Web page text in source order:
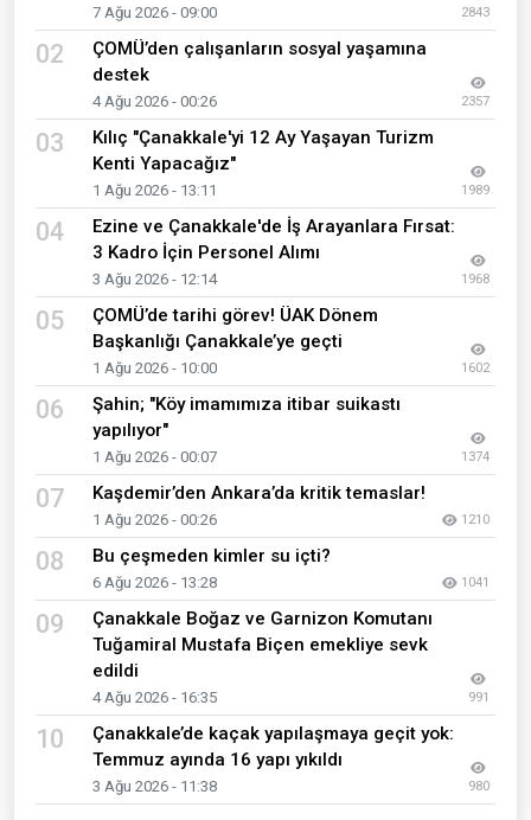
7 Ağu 2026 - 09:00 2843
02
ÇOMÜ’den çalışanların sosyal yaşamına
destek
4 Ağu 2026 - 00:26 2357
03
Kılıç "Çanakkale'yi 12 Ay Yaşayan Turizm
Kenti Yapacağız"
1 Ağu 2026 - 13:11 1989
04
Ezine ve Çanakkale'de İş Arayanlara Fırsat:
3 Kadro İçin Personel Alımı
3 Ağu 2026 - 12:14 1968
05
ÇOMÜ’de tarihi görev! ÜAK Dönem
Başkanlığı Çanakkale’ye geçti
1 Ağu 2026 - 10:00 1602
06
Şahin; "Köy imamımıza itibar suikastı
yapılıyor"
1 Ağu 2026 - 00:07 1374
07 Kaşdemir’den Ankara’da kritik temaslar!
1 Ağu 2026 - 00:26 1210
08 Bu çeşmeden kimler su içti?
6 Ağu 2026 - 13:28 1041
09
Çanakkale Boğaz ve Garnizon Komutanı
Tuğamiral Mustafa Biçen emekliye sevk
edildi
4 Ağu 2026 - 16:35 991
10
Çanakkale’de kaçak yapılaşmaya geçit yok:
Temmuz ayında 16 yapı yıkıldı
3 Ağu 2026 - 11:38 980